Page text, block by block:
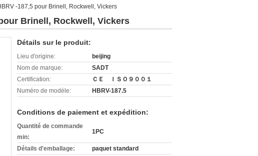
-187,5 pour Brinell, Rockwell, Vickers
Brinell, Rockwell, Vickers
Détails sur le produit:
Lieu d'origine:
beijing
Nom de marque:
SADT
Certification:
ＣＥ ＩＳＯ９００１
Numéro de modèle:
HBRV-187.5
Conditions de paiement et expédition:
Quantité de commande
min:
1PC
Détails d'emballage: paquet standard